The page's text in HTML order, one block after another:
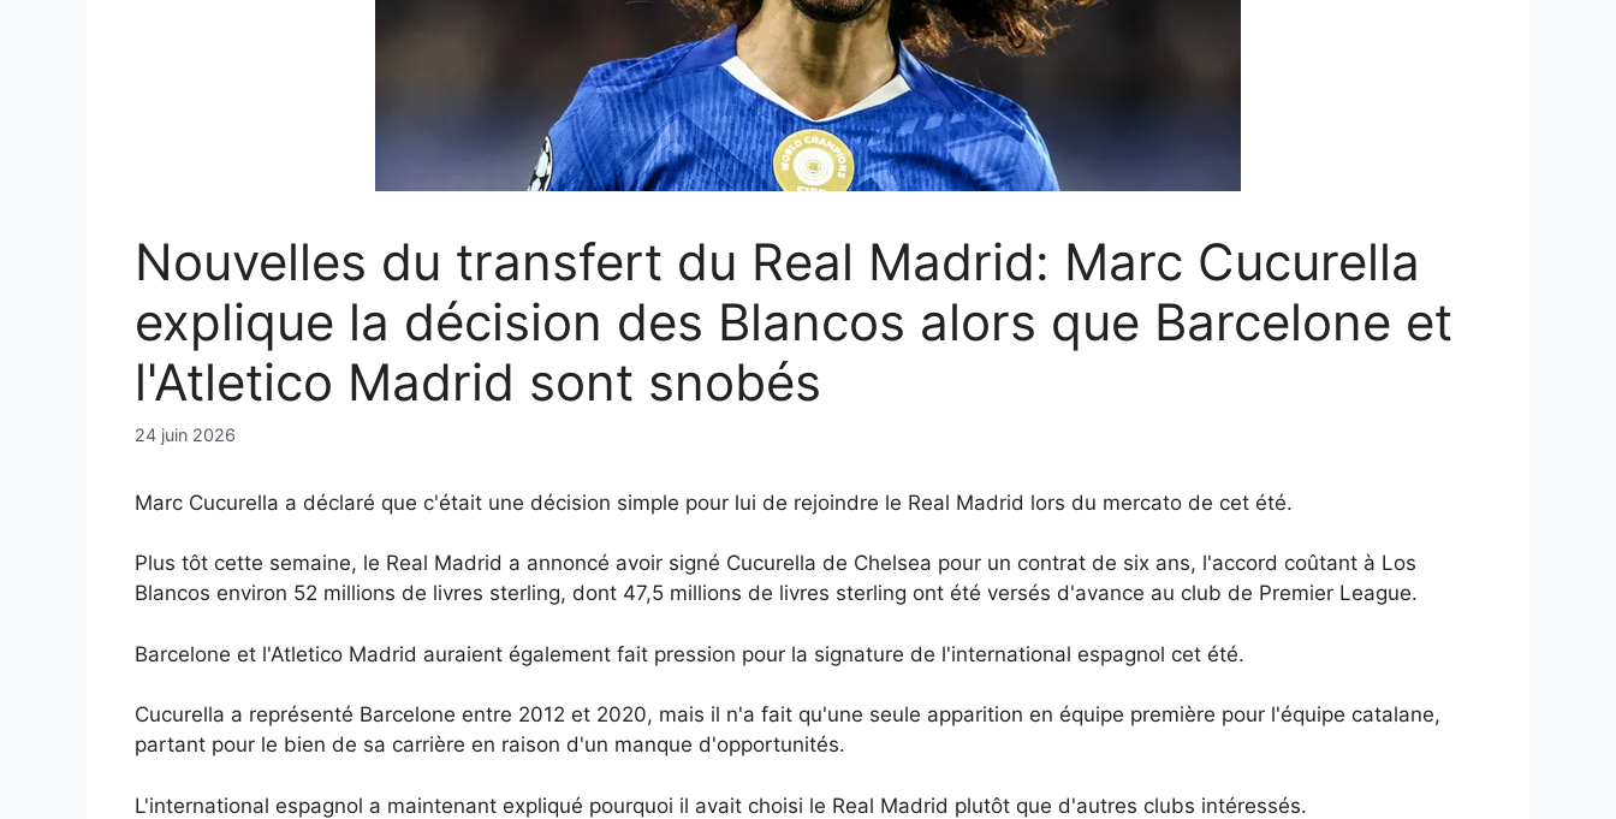
Nouvelles du transfert du Real Madrid: Marc Cucurella
explique la décision des Blancos alors que Barcelone et
l'Atletico Madrid sont snobés
24 juin 2026
Marc Cucurella a déclaré que c'était une décision simple pour lui de rejoindre le Real Madrid lors du mercato de cet été.
Plus tôt cette semaine, le Real Madrid a annoncé avoir signé Cucurella de Chelsea pour un contrat de six ans, l'accord coûtant à Los
Blancos environ 52 millions de livres sterling, dont 47,5 millions de livres sterling ont été versés d'avance au club de Premier League.
Barcelone et l'Atletico Madrid auraient également fait pression pour la signature de l'international espagnol cet été.
Cucurella a représenté Barcelone entre 2012 et 2020, mais il n'a fait qu'une seule apparition en équipe première pour l'équipe catalane,
partant pour le bien de sa carrière en raison d'un manque d'opportunités.
L'international espagnol a maintenant expliqué pourquoi il avait choisi le Real Madrid plutôt que d'autres clubs intéressés.